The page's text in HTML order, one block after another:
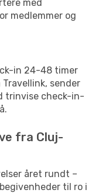
med
medlemmer og
in 24-48 timer
sender
trinvise check-in-
fra Cluj-
året rundt –
til ro i